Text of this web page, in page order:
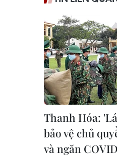
Thanh Hóa:
bảo vệ chủ
và ngăn